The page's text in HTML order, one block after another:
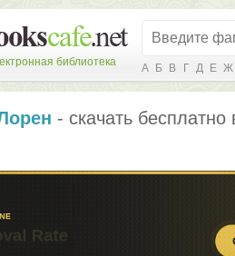
библиотека А Б В Г Д Е Ж
- скачать бесплатно